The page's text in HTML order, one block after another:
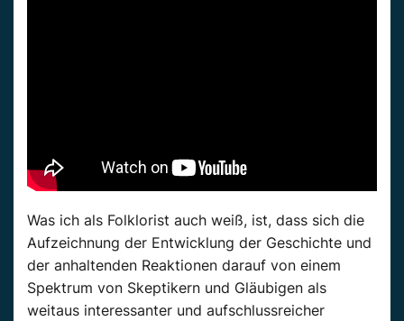
Was ich als Folklorist auch weiß, ist, dass sich die
Aufzeichnung der Entwicklung der Geschichte und
der anhaltenden Reaktionen darauf von einem
Spektrum von Skeptikern und Gläubigen als
weitaus interessanter und aufschlussreicher